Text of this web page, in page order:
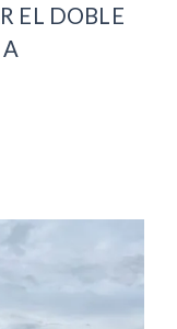
EL DOBLE